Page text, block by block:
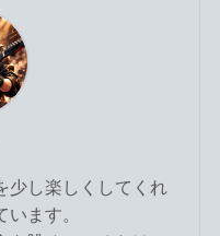
少し楽しくしてくれ
ます。